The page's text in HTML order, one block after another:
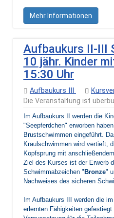
Mehr Informationen
Aufbaukurs II-III
10 jähr. Kinder
15:30 Uhr
Aufbaukurs III
Die Veranstaltung ist
Im Aufbaukurs II werden die
"Seepferdchen" erworben
Brustschwimmen eingeführt.
Kraulschwimmen wird vertieft,
Kopfsprung mit
Ziel des Kurses ist der Erwerb
Schwimmabzeichen "Bronze"
Nachweises des sicheren
Im Aufbaukurs III werden die
erlernten Fähigkeiten gefestiegt